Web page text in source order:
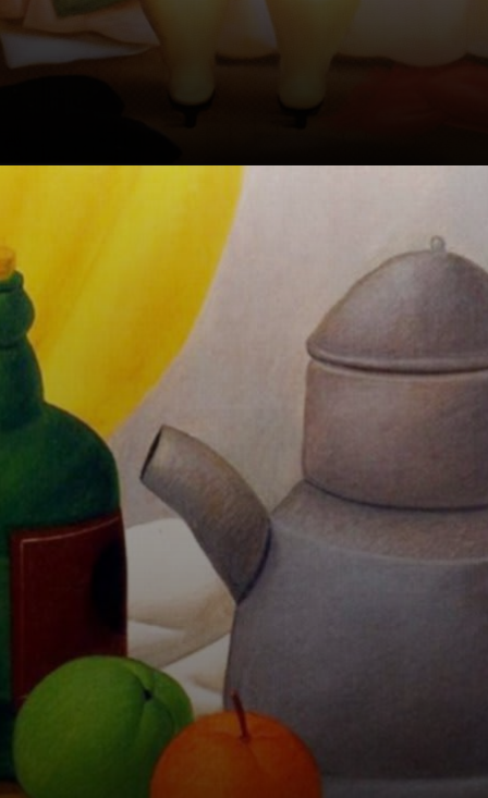
Sua influência
começou com
Paul Gauguin,
Diego Rivera e
José Clemente
Orozco, mas logo
desenvolveu seu
estilo único: o
'Boterismo'.